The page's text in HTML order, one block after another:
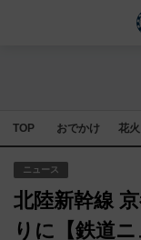
TOP おでかけ 花火
ニュース
北陸新幹線
りに【鉄道ニ